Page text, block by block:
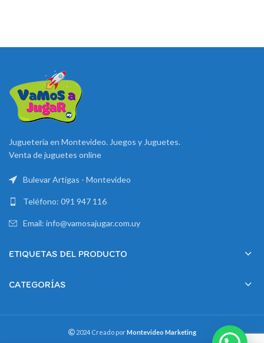
Juguetería en Montevideo. Juegos y Juguetes.
Venta de juguetes online
Bulevar Artigas - Montevideo
Teléfono: 091 947 116
Email: info@vamosajugar.com.uy
ETIQUETAS DEL PRODUCTO
CATEGORÍAS
2024 Creado porMontevideo Marketing